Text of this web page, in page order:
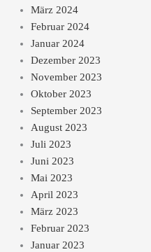
März 2024
Februar 2024
Januar 2024
Dezember 2023
November 2023
Oktober 2023
September 2023
August 2023
Juli 2023
Juni 2023
Mai 2023
April 2023
März 2023
Februar 2023
Januar 2023